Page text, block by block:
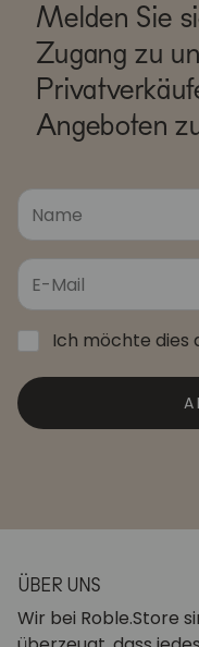
Melden Sie
Zugang zu
Angeboten
Ich möchte dies
ÜBER UNS
Wir bei Roble.Store